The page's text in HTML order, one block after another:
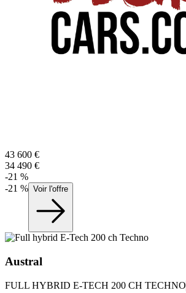
43 600 €
34 490 €
-21 %
-21 % Voir l'offre
Austral
FULL HYBRID E-TECH 200 CH TECHNO